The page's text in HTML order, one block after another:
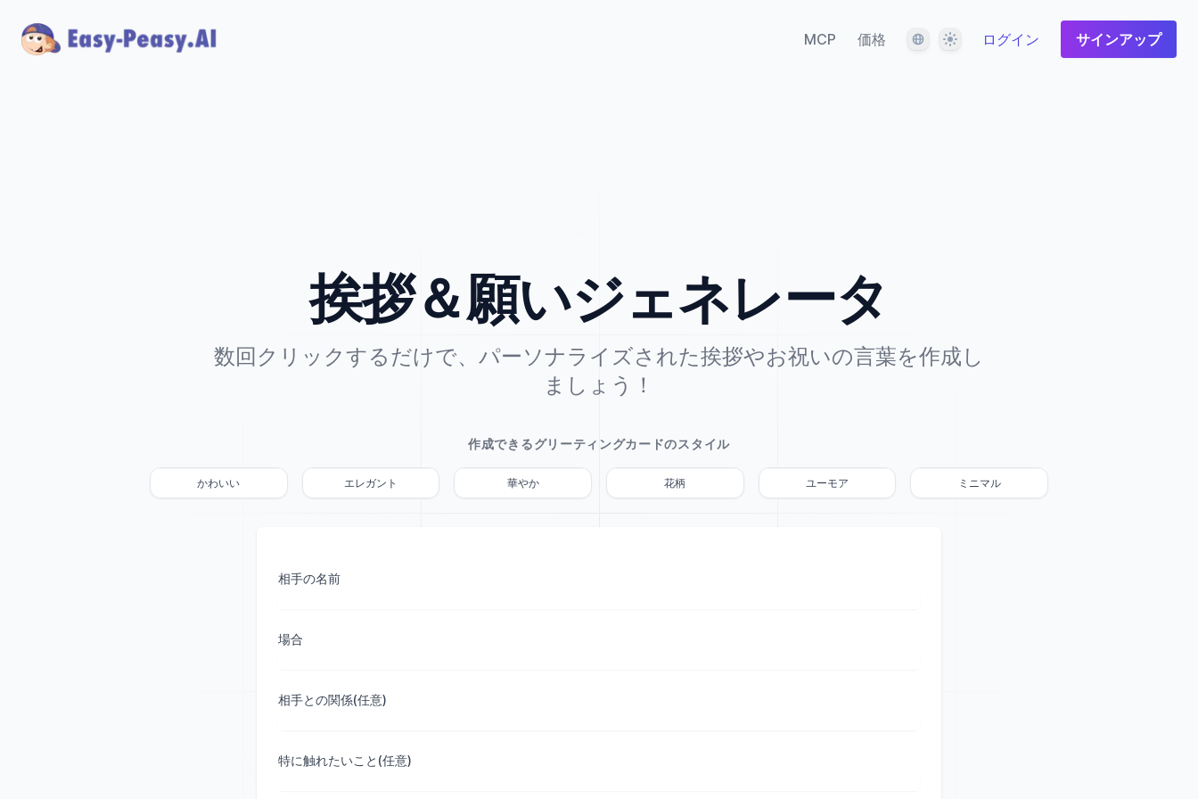
MCP 価格 言語 テーマ ログイン サインアップ
挨拶＆願いジェネレータ
数回クリックするだけで、パーソナライズされた挨拶やお祝いの言葉を作成し
ましょう！
作成できるグリーティングカードのスタイル
かわいい エレガント 華やか 花柄 ユーモア ミニマル
相手の名前
場合
相手との関係(任意)
特に触れたいこと(任意)